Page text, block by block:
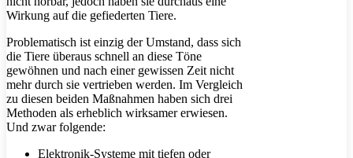
Wirkung auf die gefiederten Tiere.
Problematisch ist einzig der Umstand, dass sich
die Tiere überaus schnell an diese Töne
gewöhnen und nach einer gewissen Zeit nicht
mehr durch sie vertrieben werden. Im Vergleich
zu diesen beiden Maßnahmen haben sich drei
Methoden als erheblich wirksamer erwiesen.
Und zwar folgende:
Elektronik-Systeme mit tiefen oder